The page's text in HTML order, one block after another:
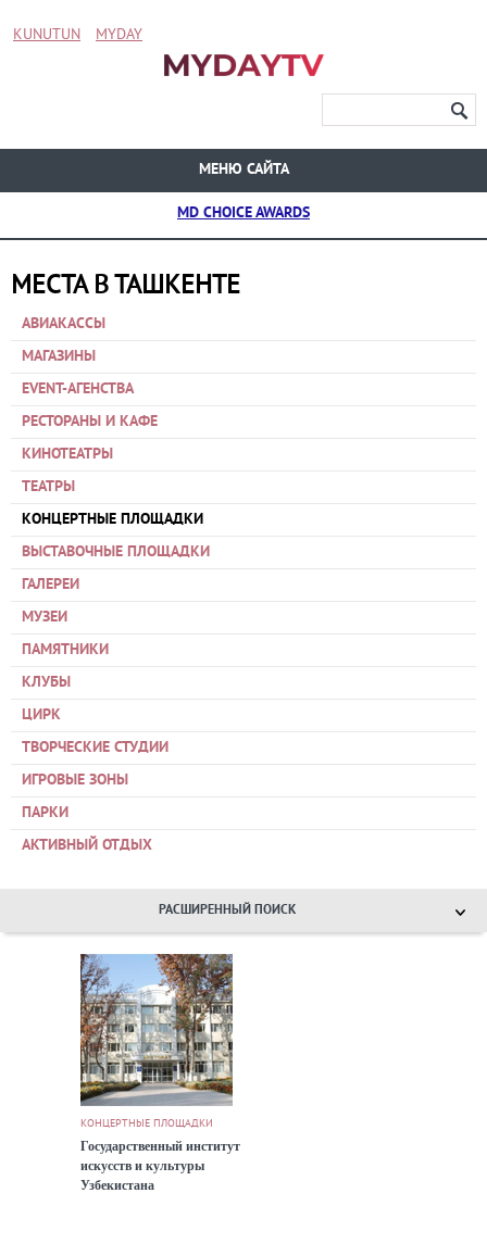
KUNUTUN MYDAY
МЕНЮ САЙТА
MD CHOICE AWARDS
МЕСТА В ТАШКЕНТЕ
АВИАКАССЫ
МАГАЗИНЫ
EVENT-АГЕНСТВА
РЕСТОРАНЫ И КАФЕ
КИНОТЕАТРЫ
ТЕАТРЫ
КОНЦЕРТНЫЕ ПЛОЩАДКИ
ВЫСТАВОЧНЫЕ ПЛОЩАДКИ
ГАЛЕРЕИ
МУЗЕИ
ПАМЯТНИКИ
КЛУБЫ
ЦИРК
ТВОРЧЕСКИЕ СТУДИИ
ИГРОВЫЕ ЗОНЫ
ПАРКИ
АКТИВНЫЙ ОТДЫХ
РАСШИРЕННЫЙ ПОИСК
КОНЦЕРТНЫЕ ПЛОЩАДКИ
Государственный институт
искусств и культуры
Узбекистана